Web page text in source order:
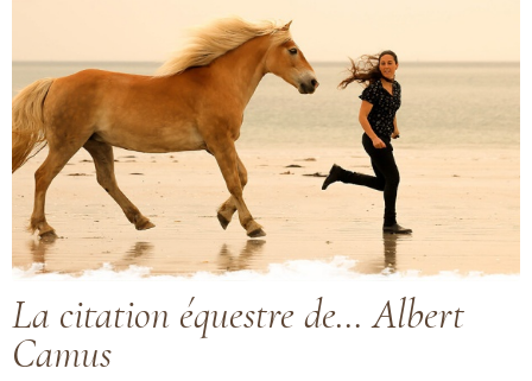
La citation équestre de… Albert
Camus